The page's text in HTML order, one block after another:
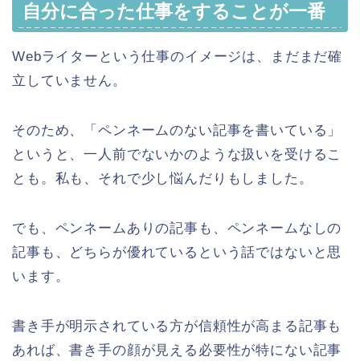
自分に合った仕事をすることが一番
Webライターという仕事のイメージは、まだまだ確
立していません。
そのため、「ペンネームのない記事を書いている」
というと、一人前でないかのような扱いを受けるこ
とも。私も、それで少し悩んだりもしました。
でも、ペンネームありの記事も、ペンネームなしの
記事も、どちらが優れているという話ではないと思
います。
書き手が明示されている方が信頼性が高まる記事も
あれば、書き手の顔が見える必要性が特にない記事